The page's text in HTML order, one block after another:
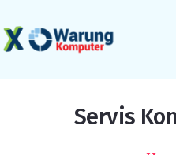
Servis